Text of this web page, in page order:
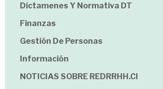
Dictamenes Y Normativa DT
Finanzas
Gestión De Personas
Información
NOTICIAS SOBRE REDRRHH.cl